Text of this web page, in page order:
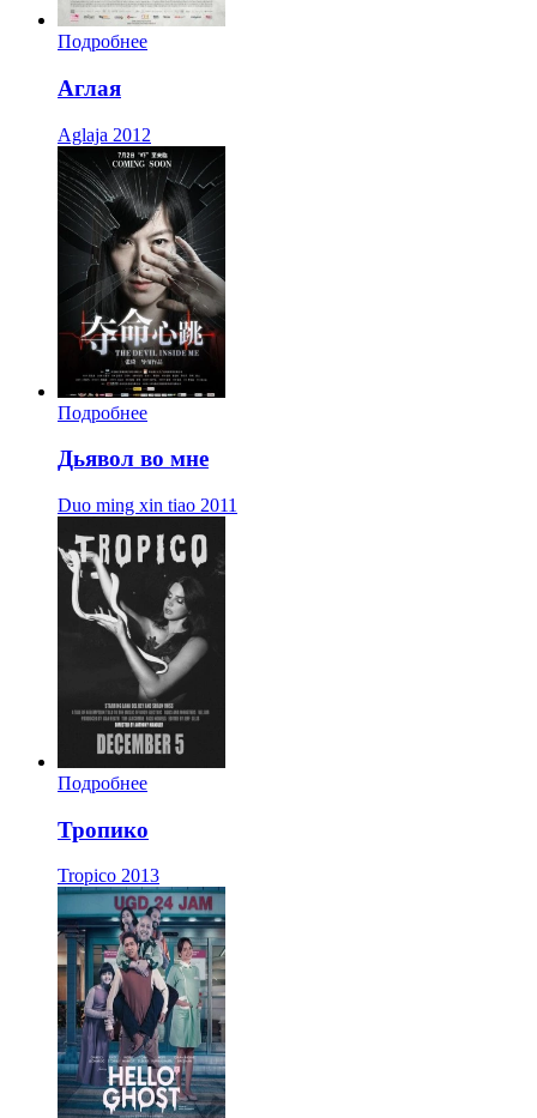
Подробнее
Аглая
Aglaja 2012
Подробнее
Дьявол во мне
Duo ming xin tiao 2011
Подробнее
Тропико
Tropico 2013